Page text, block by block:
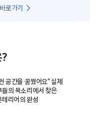
로가기
공간을 꿈꿨어요” 실제
들의 목소리에서 찾은
테리어의 완성